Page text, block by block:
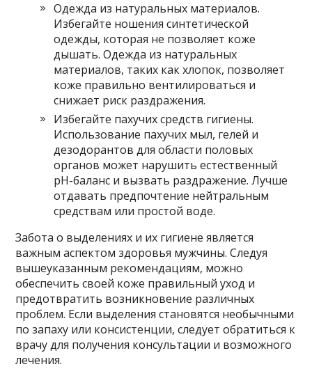
Одежда из натуральных материалов.
Избегайте ношения синтетической
одежды, которая не позволяет коже
дышать. Одежда из натуральных
материалов, таких как хлопок, позволяет
коже правильно вентилироваться и
снижает риск раздражения.
Избегайте пахучих средств гигиены.
Использование пахучих мыл, гелей и
дезодорантов для области половых
органов может нарушить естественный
pH-баланс и вызвать раздражение. Лучше
отдавать предпочтение нейтральным
средствам или простой воде.
Забота о выделениях и их гигиене является
важным аспектом здоровья мужчины. Следуя
вышеуказанным рекомендациям, можно
обеспечить своей коже правильный уход и
предотвратить возникновение различных
проблем. Если выделения становятся необычными
по запаху или консистенции, следует обратиться к
врачу для получения консультации и возможного
лечения.